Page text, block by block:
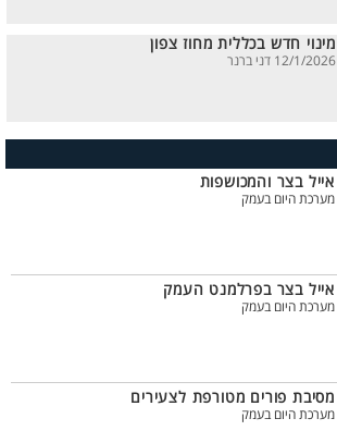
מינוי חדש בכללית מחוז צפון
12/1/2026 דני ברנר
אייל בצר והמכושפות
מערכת היום בעמק
אייל בצר בפרלמנט העמק
מערכת היום בעמק
מסיבת פורים מטורפת לצעירים
מערכת היום בעמק